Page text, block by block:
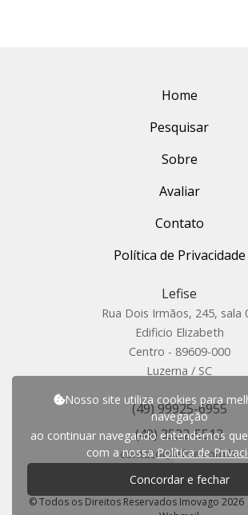
Nosso site utiliza cookies para
navegação
ao continuar navegando entendemos
com a nossaPolítica de
Concordar e fechar
Home
Pesquisar
Sobre
Avaliar
Contato
Política de Privacidade
Lefise
Rua Dois Irmãos, 245, sala
Edificio Elizabeth
Centro - 89609-000
Luzerna / SC
(49) 99925-6955
(49) 3522-5512
contato@lefise.com.br
© Todos os Direitos Reservados Imovago 2026
ci a